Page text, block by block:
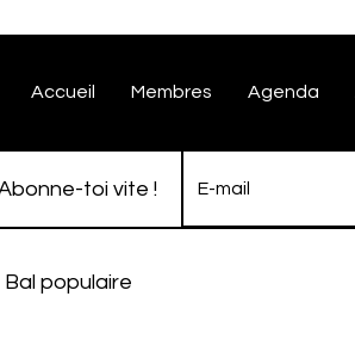
Accueil Membres Agenda
toi vite !
populaire